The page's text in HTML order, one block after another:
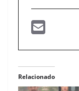
Relacionado